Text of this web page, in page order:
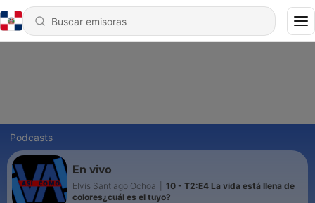
Podcasts
En vivo
Elvis Santiago Ochoa
10 - T2:E4 La vida está llena de
colores¿cuál es el tuyo?